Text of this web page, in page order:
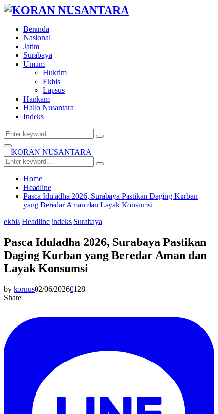
Beranda
Nasional
Jatim
Surabaya
Umum
Hukrim
Ekbis
Lapsus
Hankam
Hallo Nusantara
Indeks
Search
for:
Search
Facebook
Twitter
Youtube
Primary
Menu
Search
for:
Search
Home
Headline
Pasca Iduladha 2026, Surabaya Pastikan Daging Kurban
yang Beredar Aman dan Layak Konsumsi
ekbis Headline indeks Surabaya
Pasca Iduladha 2026, Surabaya Pastikan
Daging Kurban yang Beredar Aman dan
Layak Konsumsi
by kornus02/06/20260128
Share